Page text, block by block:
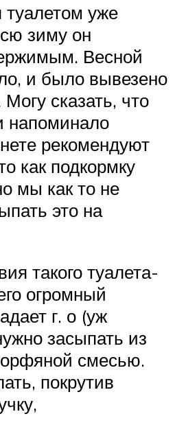
уже
зиму он
Весной
и было вывезено
сказать, что
напоминало
рекомендуют
как подкормку
мы как то не
это на
такого туалета-
огромный
г. о (уж
засыпать из
смесью.
покрутив